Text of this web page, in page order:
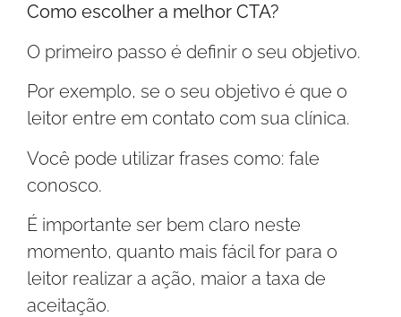
Como escolher a melhor CTA?
O primeiro passo é definir o seu objetivo.
Por exemplo, se o seu objetivo é que o
leitor entre em contato com sua clínica.
Você pode utilizar frases como: fale
conosco.
É importante ser bem claro neste
momento, quanto mais fácil for para o
leitor realizar a ação, maior a taxa de
aceitação.